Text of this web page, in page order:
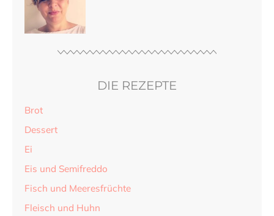
DIE REZEPTE
Brot
Dessert
Ei
Eis und Semifreddo
Fisch und Meeresfrüchte
Fleisch und Huhn